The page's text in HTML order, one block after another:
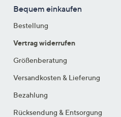
Bequem einkaufen
Bestellung
Vertrag widerrufen
Größenberatung
Versandkosten & Lieferung
Bezahlung
Rücksendung & Entsorgung